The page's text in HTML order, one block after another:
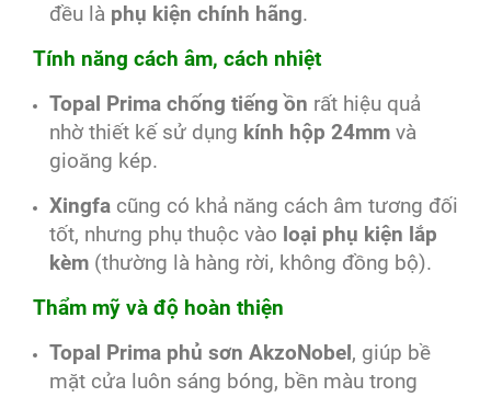
đều là phụ kiện chính hãng.
Tính năng cách âm, cách nhiệt
Topal Prima chống tiếng ồn rất hiệu quả
nhờ thiết kế sử dụng kính hộp 24mm và
gioăng kép.
Xingfa cũng có khả năng cách âm tương đối
tốt, nhưng phụ thuộc vào loại phụ kiện lắp
kèm (thường là hàng rời, không đồng bộ).
Thẩm mỹ và độ hoàn thiện
Topal Prima phủ sơn AkzoNobel , giúp bề
mặt cửa luôn sáng bóng, bền màu trong